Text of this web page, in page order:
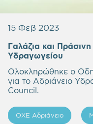
15 Φεβ 2023
Γαλάζια και
Υδραγωγείου
Ολοκληρώθηκε ο
για το Αδριάνειο
Council.
ΟΧΕ Αδριάνειο